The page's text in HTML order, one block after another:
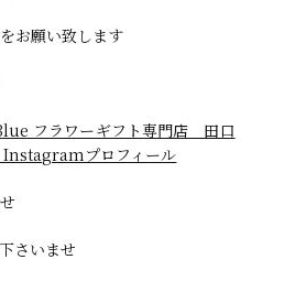
お願い致します
フラワーギフト専門店 田口
プロフィール
さいませ